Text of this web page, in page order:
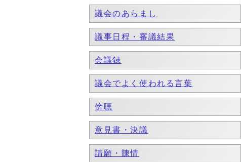
議会のあらまし
議事日程・審議結果
会議録
議会でよく使われる言葉
傍聴
意見書・決議
請願・陳情